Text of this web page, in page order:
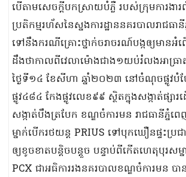
បើតាមសេចក្តីបកស្រាយបំភ្លឺ​ របស់ក្រុមការងា
ប្រតិកម្មរហ័សនៃស្នងការដ្ឋាននគរបាលរាជធា
ទៅនឹងករណីគ្រោះថ្នាក់ចរាចរណ៍បង្កឲ្យមានអំព
ដឹងថាកាលពីវេលាម៉ោងជាង១យប់រំលងអាធ្
ថ្ងៃទី១៤ ខែសីហា ឆ្នាំ២០២៣ នៅចំណុចផ្លូវបំ
ផ្លូវ៤៨៤ កែងផ្លូវលេខ៩៩ ស្ថិតក្នុងសង្កាត់ផ្សារ
សង្កាត់បឹងត្របែក ខណ្ឌចំការមន​​ រាជធានីភ្នំ
ម្នាក់បើករថយន្ត PRIUS ទៅបុកឃឿនផ្ទះប្រ
ឲ្យខូចខាតបន្តិចបន្តួច បន្ទាប់ពីកើតហេតុបុរស
PCX ជាអធិការរងនគរបាលខណ្ឌចំការមន ប